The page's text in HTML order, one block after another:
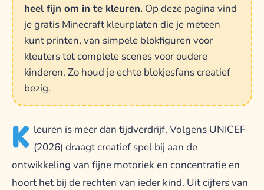
heel fijn om in te kleuren. Op deze pagina vind
je gratis Minecraft kleurplaten die je meteen
kunt printen, van simpele blokfiguren voor
kleuters tot complete scenes voor oudere
kinderen. Zo houd je echte blokjesfans creatief
bezig.
K leuren is meer dan tijdverdrijf. Volgens UNICEF
(2026) draagt creatief spel bij aan de
ontwikkeling van fijne motoriek en concentratie en
hoort het bij de rechten van ieder kind. Uit cijfers van